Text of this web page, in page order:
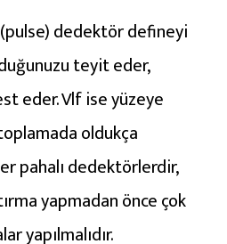
dedektör defineyi
teyit eder,
eder. Vlf ise yüzeye
oldukça
pahalı dedektörlerdir,
yapmadan önce çok
yapılmalıdır.